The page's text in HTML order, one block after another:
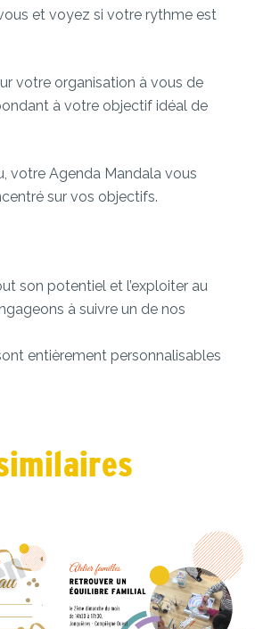
et voyez si votre rythme est
votre organisation à vous de
à votre objectif idéal de
votre Agenda Mandala vous
sur vos objectifs.
son potentiel et l’exploiter au
à suivre un de nos
entièrement personnalisables